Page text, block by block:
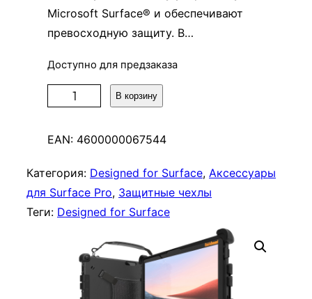
Microsoft Surface® и обеспечивают
превосходную защиту. В…
Доступно для предзаказа
л
ч
е
с
В корзину
EAN: 4600000067544
Категория: Designed for Surface, Аксессуары
для Surface Pro, Защитные чехлы
Теги: Designed for Surface